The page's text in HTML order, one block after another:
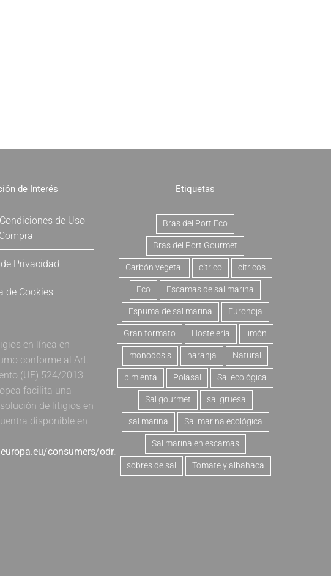
de Interés
de Uso
Privacidad
de Cookies
en línea en
conforme al Art.
(UE) 524/2013:
facilita una
de litigios en
disponible en
consumers/odr.
Etiquetas
Bras del Port Eco
Bras del Port Gourmet
Carbón vegetal cítrico cítricos
Eco Escamas de sal marina
Espuma de sal marina Eurohoja
Gran formato Hostelería limón
monodosis naranja Natural
pimienta Polasal Sal ecológica
Sal gourmet sal gruesa
sal marina Sal marina ecológica
Sal marina en escamas
sobres de sal Tomate y albahaca